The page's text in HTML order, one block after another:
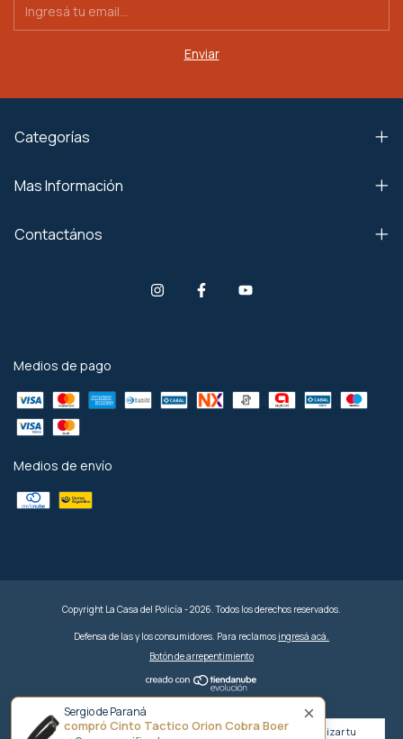
Al navegar por este sitioaceptás el uso de cookies para agilizar tu
Categorías
Mas Información
Contactános
Medios de pago
Medios de envío
Copyright La Casa del Policía - 2026. Todos los derechos reservados.
Defensa de las y los consumidores. Para reclamos ingresá acá.
Botón de arrepentimiento
Sergio de Paraná
compró Cinto Tactico Orion Cobra Boer
×